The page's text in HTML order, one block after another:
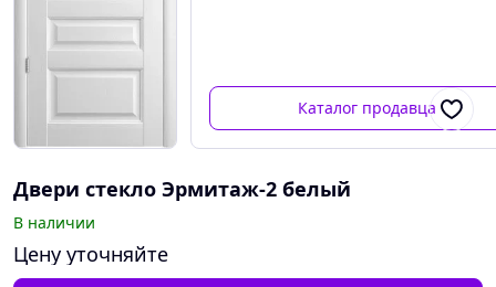
Каталог продавца
Двери стекло Эрмитаж-2 белый
В наличии
Цену уточняйте